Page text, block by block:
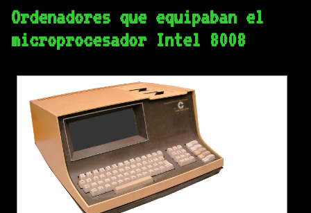
Ordenadores que equipaban el
microprocesador Intel 8008